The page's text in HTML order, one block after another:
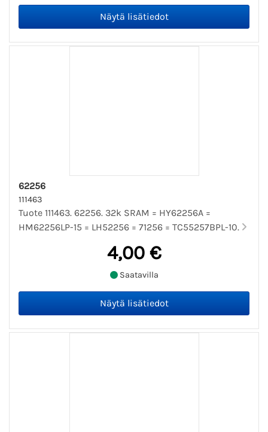
62256
111463
Tuote 111463. 62256. 32k SRAM = HY62256A =
HM62256LP-15 = LH52256 = 71256 = TC55257BPL-10.
4,00 €
Saatavilla